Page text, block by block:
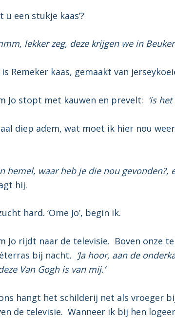
u een stukje kaas’?
lekker zeg, deze krijgen we in
is Remeker kaas, gemaakt van
Jo stopt met kauwen en prevelt: ‘is
diep adem, wat moet ik hier nou
hemel, waar heb je die nou gevonden?,
hij.
hard. ‘Ome Jo’, begin ik.
Jo rijdt naar de televisie. Boven onze
bij nacht. ‘Ja hoor, aan de
Van Gogh is van mij.’
hangt het schilderij net als vroeger
de televisie. Wanneer ik bij hen